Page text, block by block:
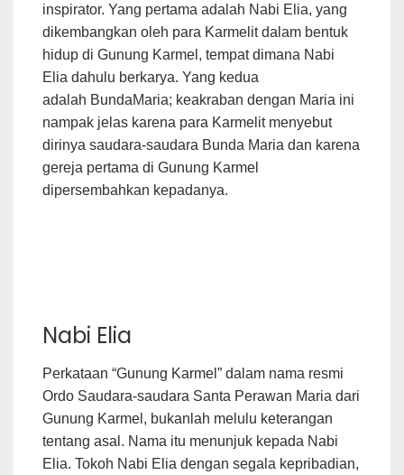
inspirator. Yang pertama adalah Nabi Elia, yang
dikembangkan oleh para Karmelit dalam bentuk
hidup di Gunung Karmel, tempat dimana Nabi
Elia dahulu berkarya. Yang kedua
adalah BundaMaria; keakraban dengan Maria ini
nampak jelas karena para Karmelit menyebut
dirinya saudara-saudara Bunda Maria dan karena
gereja pertama di Gunung Karmel
dipersembahkan kepadanya.
Nabi Elia
Perkataan “Gunung Karmel” dalam nama resmi
Ordo Saudara-saudara Santa Perawan Maria dari
Gunung Karmel, bukanlah melulu keterangan
tentang asal. Nama itu menunjuk kepada Nabi
Elia. Tokoh Nabi Elia dengan segala kepribadian,